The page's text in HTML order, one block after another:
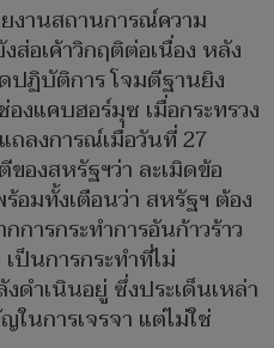
งานสถานการณ์ความ
ส่อเค้าวิกฤติต่อเนื่อง หลัง
ปฏิบัติการ โจมตีฐานยิง
งแคบฮอร์มุซ เมื่อกระทรวง
ถลงการณ์เมื่อวันที่ 27
องสหรัฐฯว่า ละเมิดข้อ
อมทั้งเตือนว่า สหรัฐฯ ต้อง
ารกระทำการอันก้าวร้าว
ป็นการกระทำที่ไม่
ดำเนินอยู่ ซึ่งประเด็นเหล่า
นการเจรจา แต่ไม่ใช่